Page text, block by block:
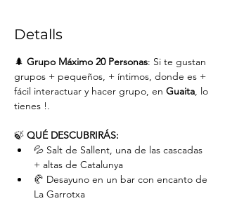
Detalls
🌲 Grupo Máximo 20 Personas: Si te gustan
grupos + pequeños, + íntimos, donde es +
fácil interactuar y hacer grupo, en Guaita, lo
tienes !.
🍃 QUÉ DESCUBRIRÁS:
💦 Salt de Sallent, una de las cascadas
+ altas de Catalunya
🥐 Desayuno en un bar con encanto de
La Garrotxa